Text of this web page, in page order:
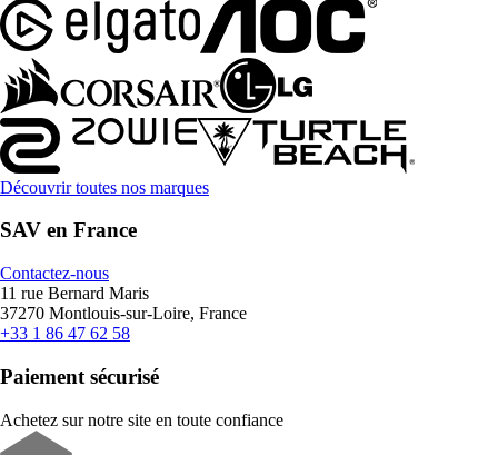
Découvrir toutes nos marques
SAV en France
Contactez-nous
11 rue Bernard Maris
37270 Montlouis-sur-Loire, France
+33 1 86 47 62 58
Paiement sécurisé
Achetez sur notre site en toute confiance